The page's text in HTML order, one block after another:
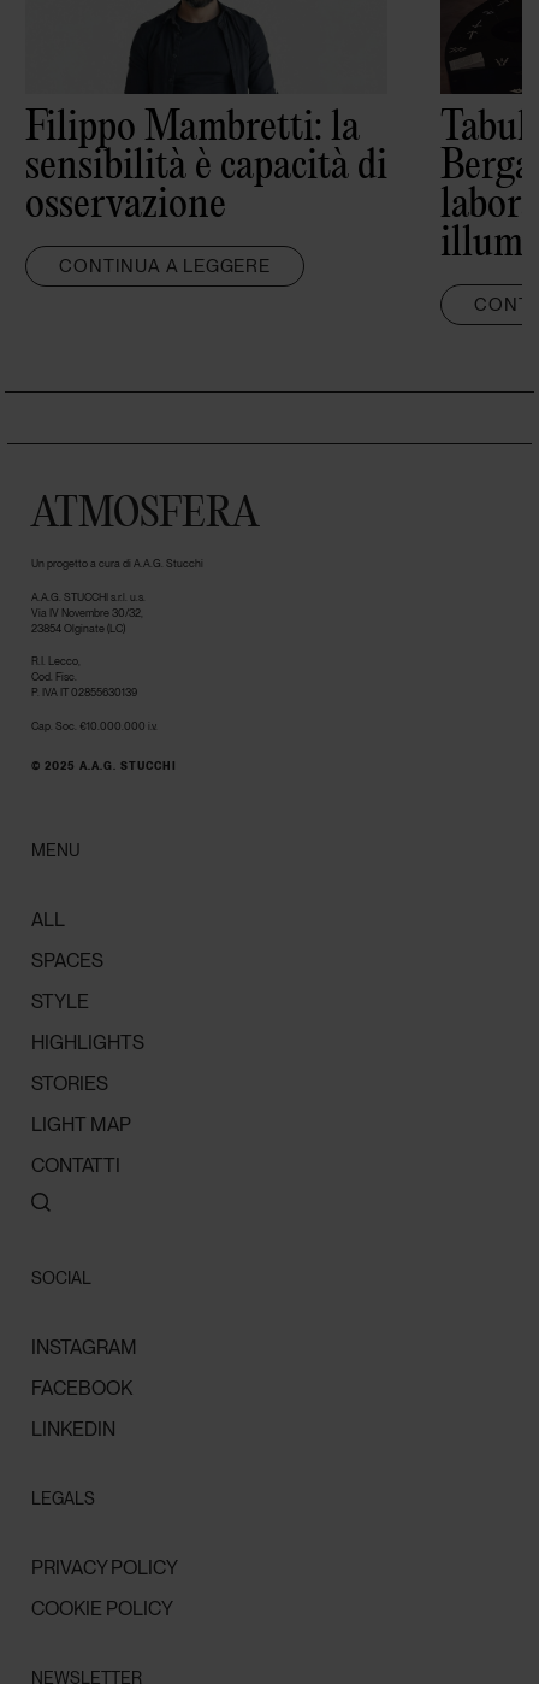
Filippo Mambretti: la
sensibilità è capacità di
osservazione
CONTINUA A LEGGERE
ATMOSFERA
Un progetto a cura di A.A.G. Stucchi
A.A.G. STUCCHI s.r.l. u.s.
Via IV Novembre 30/32,
23854 Olginate (LC)
R.I. Lecco,
Cod. Fisc.
P. IVA IT 02855630139
Cap. Soc. €10.000.000 i.v.
© 2025 A.A.G. STUCCHI
MENU
ALL
SPACES
STYLE
HIGHLIGHTS
STORIES
LIGHT MAP
CONTATTI
SOCIAL
INSTAGRAM
FACEBOOK
LINKEDIN
LEGALS
PRIVACY POLICY
COOKIE POLICY
NEWSLETTER